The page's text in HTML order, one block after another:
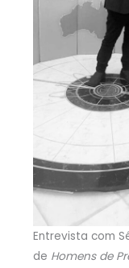
Entrevista com
de Homens de